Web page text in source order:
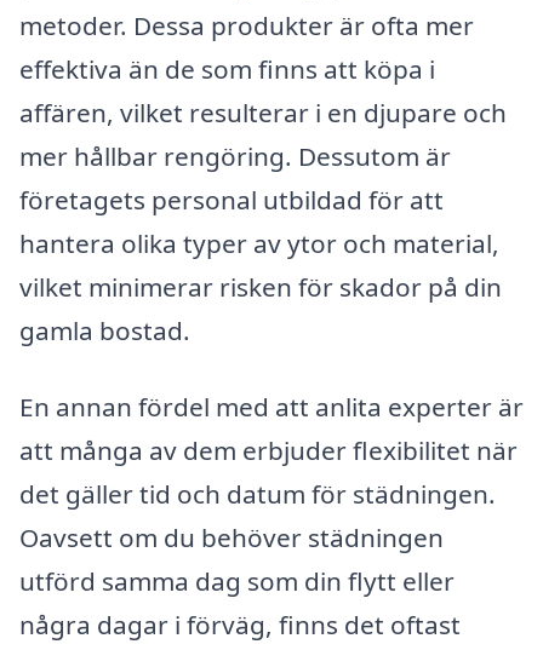
metoder. Dessa produkter är ofta mer
effektiva än de som finns att köpa i
affären, vilket resulterar i en djupare och
mer hållbar rengöring. Dessutom är
företagets personal utbildad för att
hantera olika typer av ytor och material,
vilket minimerar risken för skador på din
gamla bostad.
En annan fördel med att anlita experter är
att många av dem erbjuder flexibilitet när
det gäller tid och datum för städningen.
Oavsett om du behöver städningen
utförd samma dag som din flytt eller
några dagar i förväg, finns det oftast